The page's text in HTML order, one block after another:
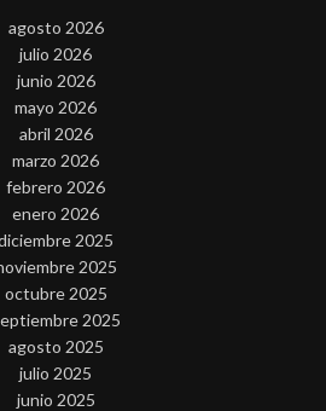
agosto 2026
julio 2026
junio 2026
mayo 2026
abril 2026
marzo 2026
febrero 2026
enero 2026
2025
2025
octubre 2025
2025
agosto 2025
julio 2025
junio 2025